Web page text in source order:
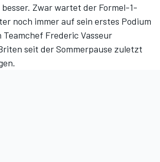
Zwar wartet der Formel-1-
noch immer auf sein erstes Podium
Frederic Vasseur
seit der Sommerpause zuletzt
.